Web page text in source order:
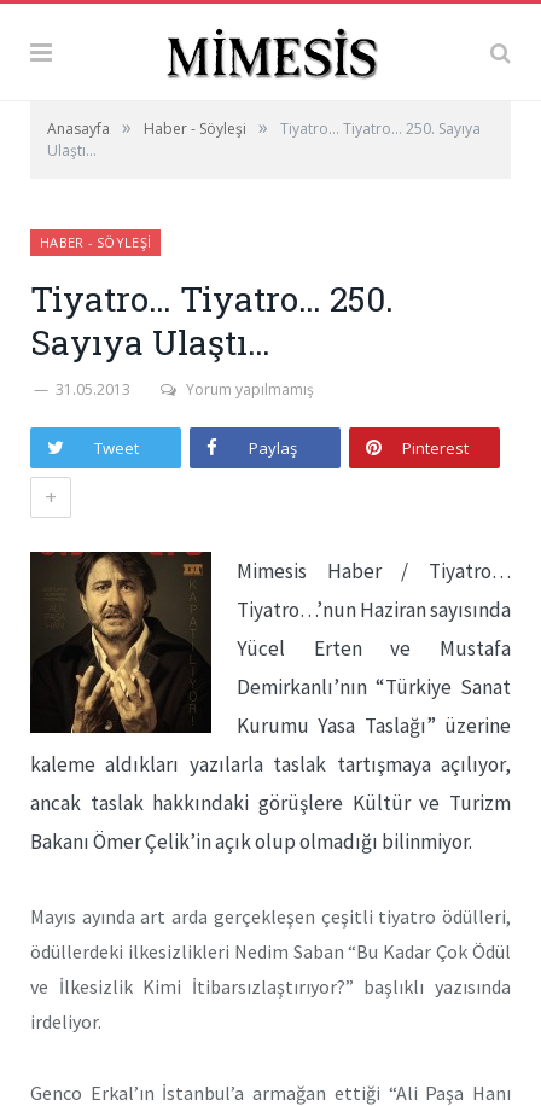
Anasayfa » Haber - Söyleşi »
Tiyatro… Tiyatro… 250. Sayıya
Ulaştı…
HABER - SÖYLEŞI
Tiyatro… Tiyatro… 250.
Sayıya Ulaştı…
31.05.2013 Yorum yapılmamış
Tweet Paylaş Pinterest
+
Mimesis Haber / Tiyatro…
Tiyatro…’nun Haziran sayısında
Yücel Erten ve Mustafa
Demirkanlı’nın “Türkiye Sanat
Kurumu Yasa Taslağı” üzerine
kaleme aldıkları yazılarla taslak tartışmaya açılıyor,
ancak taslak hakkındaki görüşlere Kültür ve Turizm
Bakanı Ömer Çelik’in açık olup olmadığı bilinmiyor.
Mayıs ayında art arda gerçekleşen çeşitli tiyatro ödülleri,
ödüllerdeki ilkesizlikleri Nedim Saban “Bu Kadar Çok Ödül
ve İlkesizlik Kimi İtibarsızlaştırıyor?” başlıklı yazısında
irdeliyor.
Genco Erkal’ın İstanbul’a armağan ettiği “Ali Paşa Hanı